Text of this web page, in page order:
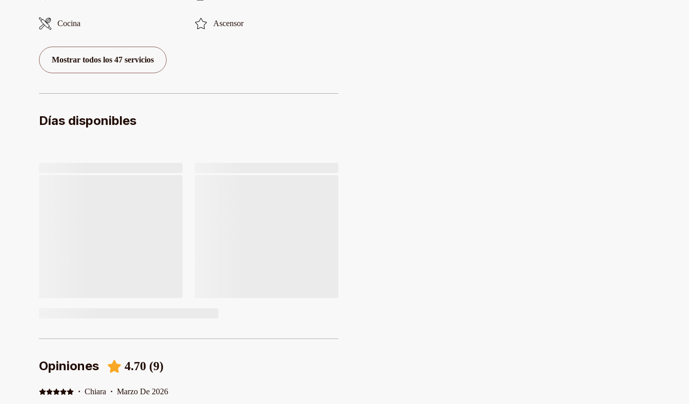
Cocina Ascensor
Mostrar todos los 47 servicios
Días disponibles
Opiniones 4.70 (9)
· Chiara · Marzo De 2026